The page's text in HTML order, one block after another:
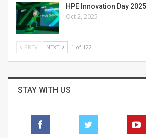
HPE Innovation Day
Oct 2, 2025
PREV NEXT 1 of 122
STAY WITH US